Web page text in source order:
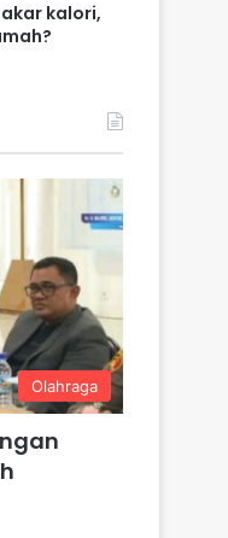
kalori,
Olahraga